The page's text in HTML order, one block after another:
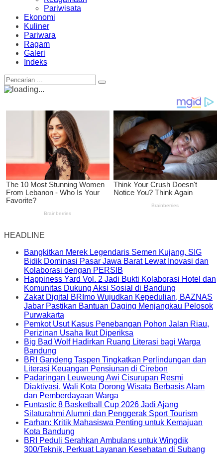
Pariwisata
Ekonomi
Kuliner
Pariwara
Ragam
Galeri
Indeks
HEADLINE
Bangkitkan Merek Legendaris Semen Kujang, SIG
Bidik Dominasi Pasar Jawa Barat Lewat Inovasi dan
Kolaborasi dengan PERSIB
Happiness Yard Vol. 2 Jadi Bukti Kolaborasi Hotel dan
Komunitas Dukung Aksi Sosial di Bandung
Zakat Digital BRImo Wujudkan Kepedulian, BAZNAS
Jabar Pastikan Bantuan Daging Menjangkau Pelosok
Purwakarta
Pemkot Usut Kasus Penebangan Pohon Jalan Riau,
Perizinan Usaha Ikut Diperiksa
Big Bad Wolf Hadirkan Ruang Literasi bagi Warga
Bandung
BRI Gandeng Taspen Tingkatkan Perlindungan dan
Literasi Keuangan Pensiunan di Cirebon
Padaringan Leuweung Awi Cisurupan Resmi
Diaktivasi, Wali Kota Dorong Wisata Berbasis Alam
dan Pemberdayaan Warga
Funtastic 8 Basketball Cup 2026 Jadi Ajang
Silaturahmi Alumni dan Penggerak Sport Tourism
Farhan: Kritik Mahasiswa Penting untuk Kemajuan
Kota Bandung
BRI Peduli Serahkan Ambulans untuk Wingdik
300/Teknik, Perkuat Layanan Kesehatan di Subang